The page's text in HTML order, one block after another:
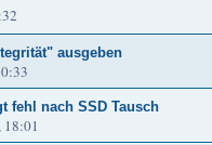
ausgeben
fehl nach SSD Tausch
18:01